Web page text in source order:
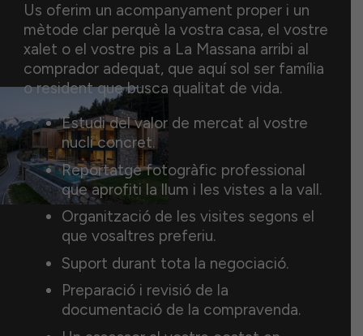
Us oferim un acompanyament proper i un
mètode clar perquè la vostra casa, el vostre
xalet o el vostre pis a La Massana arribi al
comprador adequat, que aquí sol ser família
o resident que busca qualitat de vida.
Estudi del valor de mercat al vostre
nucli concret.
Reportatge fotogràfic professional
que aprofiti la llum i les vistes a la vall.
Organització de les visites segons el
que vosaltres preferiu.
Suport durant tota la negociació.
Preparació i revisió de la
documentació de la compravenda.